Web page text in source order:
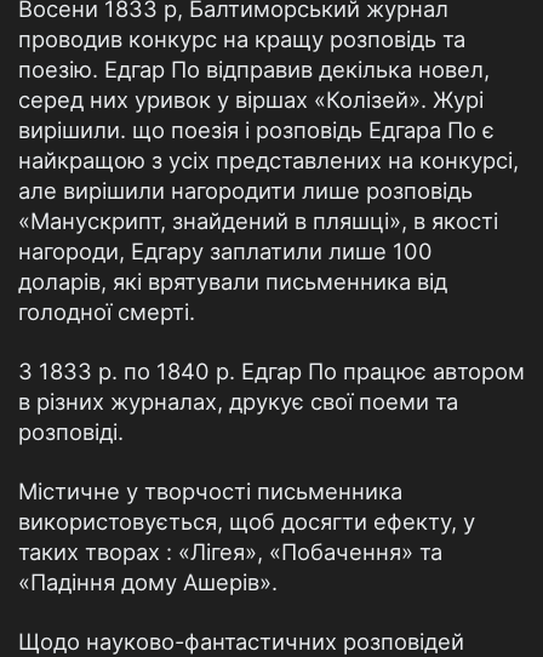
Восени 1833 р, Балтиморський журнал
проводив конкурс на кращу розповідь та
поезію. Едгар По відправив декілька новел,
серед них уривок у віршах «Колізей». Журі
вирішили. що поезія і розповідь Едгара По є
найкращою з усіх представлених на конкурсі,
але вирішили нагородити лише розповідь
«Манускрипт, знайдений в пляшці», в якості
нагороди, Едгару заплатили лише 100
доларів, які врятували письменника від
голодної смерті.
З 1833 р. по 1840 р. Едгар По працює автором
в різних журналах, друкує свої поеми та
розповіді.
Містичне у творчості письменника
використовується, щоб досягти ефекту, у
таких творах : «Лігея», «Побачення» та
«Падіння дому Ашерів».
Щодо науково-фантастичних розповідей